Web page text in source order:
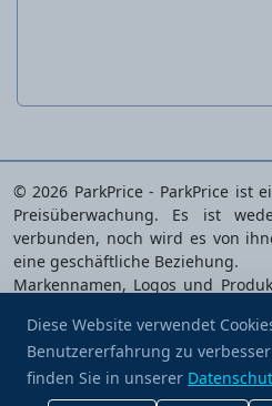
© 2026 ParkPrice - ParkPrice ist
Preisüberwachung. Es ist
verbunden, noch wird es von
eine geschäftliche Beziehung.
Markennamen, Logos und
Identifizierung der analysierten
Datenschutzerklärung|
Einstellungen|Kontakt
Diese Website verwendet
Benutzererfahrung zu
finden Sie in unserer